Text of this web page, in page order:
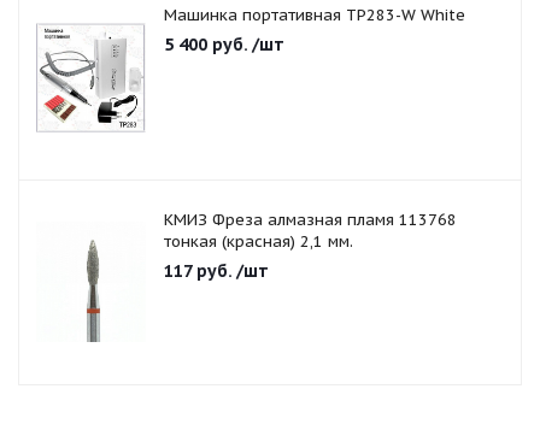
Машинка портативная TP283-W White
5 400 руб. /шт
КМИЗ Фреза алмазная пламя 113768
тонкая (красная) 2,1 мм.
117руб. /шт